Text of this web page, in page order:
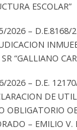
ESCOLAR”
2026 – D.E.8168/
“GALLIANO
2026 – D.E.
DE
OBLIGATORIO
– EMILIO V.